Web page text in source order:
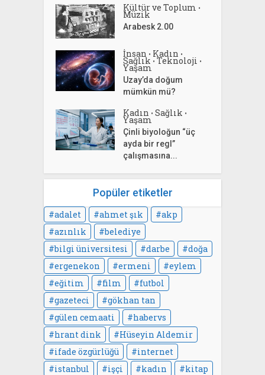
Kültür ve Toplum •
Müzik
Arabesk 2.00
İnsan • Kadın •
Sağlık • Teknoloji •
Yaşam
Uzay’da doğum
mümkün mü?
Kadın • Sağlık •
Yaşam
Çinli biyoloğun “üç
ayda bir regl”
çalışmasına...
Popüler etiketler
adalet ahmet şık
akp
azınlık
belediye
bilgi üniversitesi
darbe
doğa
ergenekon
ermeni
eylem
eğitim
film
futbol
gazeteci
gökhan tan
gülen cemaati
habervs
hrant dink
Hüseyin Aldemir
ifade özgürlüğü
internet
istanbul
işçi kadın
kitap